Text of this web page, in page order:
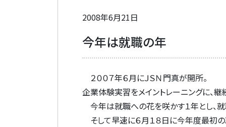
2008年6月21日
今年は就職の年
２００７年６月にＪＳＮ門真が開所。
企業体験実習をメイントレーニングに、
今年は就職への花を咲かす１年とし、
そして早速に６月１８日に今年度最初の